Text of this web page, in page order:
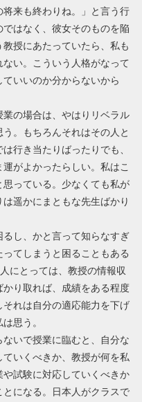
来も終わりね。」と言う行
はなく、彼女そのものを陥
授にあたっていたら、私も
い。こういう人格がなって
いいのか分からないから
の場合は、やはりリベラル
。もちろんそれはその人と
行き当たりばったりでも、
がよかったらしい。私はこ
っている。少なくても私が
遥かにまともな先生ばかり
し、かと言って知らなすぎ
てしまうと困ることもある
にとっては、教授の情報収
り取れば、成績をある程度
れは自分の適応能力を下げ
思う。
いで授業に臨むと、自分な
いくべきか、教授が何を私
試験に対応していくべきか
になる。日本人がクラスで